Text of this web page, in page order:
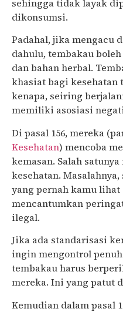
sehingga tidak layak
dikonsumsi.
Padahal, jika mengacu
dahulu, tembakau
dan bahan herbal.
khasiat bagi kesehatan
kenapa, seiring
memiliki asosiasi
Di pasal 156, mereka
Kesehatan) mencoba
kemasan. Salah
kesehatan.
yang pernah kamu
mencantumkan
ilegal.
Jika ada standarisasi
ingin mengontrol
tembakau harus
mereka. Ini yang patut
Kemudian dalam pasal